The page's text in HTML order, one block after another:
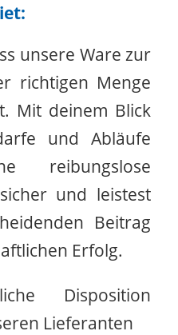
unsere Ware zur
richtigen Menge
Mit deinem Blick
und Abläufe
reibungslose
und leistest
Beitrag
Erfolg.
Disposition
Lieferanten